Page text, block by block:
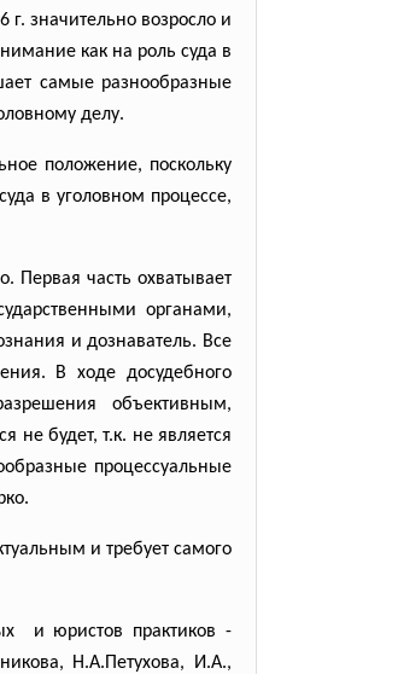
г. значительно возросло и
как на роль суда в
самые разнообразные
делу.
положение, поскольку
в уголовном процессе,
Первая часть охватывает
органами,
и дознаватель. Все
В ходе досудебного
объективным,
не будет, т.к. не является
процессуальные
и требует самого
и юристов практиков -
Н.А.Петухова, И.А.,